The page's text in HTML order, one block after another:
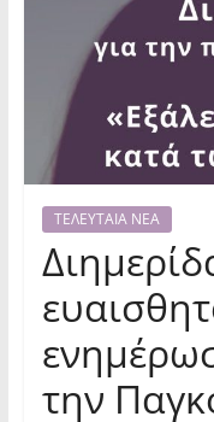
ΤΕΛΕΥΤΑΙΑ ΝΕΑ
την